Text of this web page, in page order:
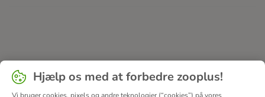
Hjælp os med at forbedre zooplus!